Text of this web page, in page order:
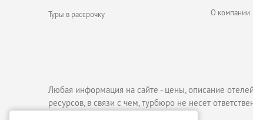
Туры в рассрочку О компании
Любая информация на сайте - цены, описание
ресурсов, в связи с чем, турбюро не несет